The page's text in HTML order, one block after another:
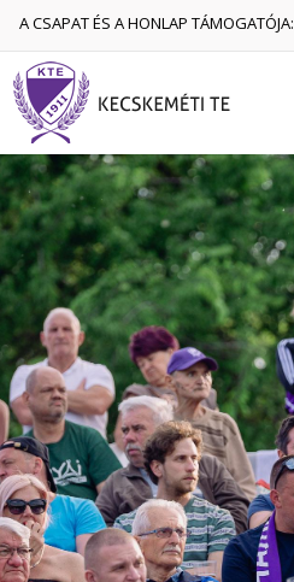
A CSAPAT ÉS A HONLAP TÁMOGATÓJA: